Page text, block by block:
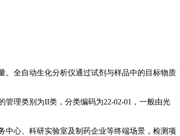
全自动生化分析仪通过试剂与样品中的目标物质
理类别为II类，分类编码为22-02-01，一般由光
心、科研实验室及制药企业等终端场景，检测项